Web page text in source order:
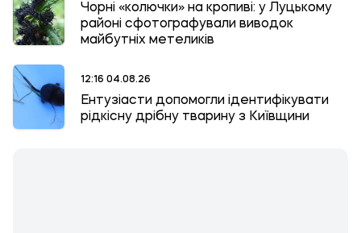
Чорні «колючки» на кропиві: у Луцькому
районі сфотографували виводок
майбутніх метеликів
12:16 04.08.26
Ентузіасти допомогли ідентифікувати
рідкісну дрібну тварину з Київщини